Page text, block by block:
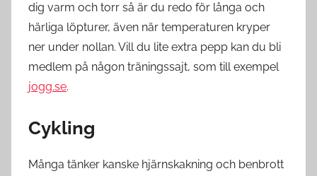
dig varm och torr så är du redo för långa och
härliga löpturer, även när temperaturen kryper
ner under nollan. Vill du lite extra pepp kan du bli
medlem på någon träningssajt, som till exempel
jogg.se.
Cykling
Många tänker kanske hjärnskakning och benbrott